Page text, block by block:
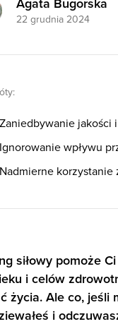
Agata Bugorska
22 grudnia 2024
Zaniedbywanie jakości
Ignorowanie wpływu
Nadmierne
siłowy pomoże
i celów
życia. Ale co, jeśli
i